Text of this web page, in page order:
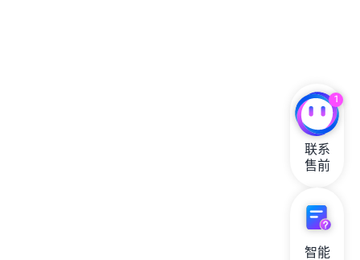
1
联系
售前
智能